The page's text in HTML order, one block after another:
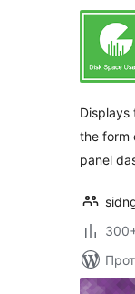
Displays
the form
panel